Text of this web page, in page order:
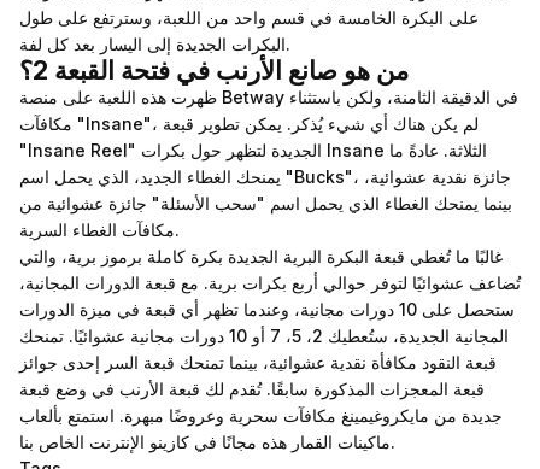
على البكرة الخامسة في قسم واحد من اللعبة، وسترتفع على طول
البكرات الجديدة إلى اليسار بعد كل لفة.
من هو صانع الأرنب في فتحة القبعة 2؟
ظهرت هذه اللعبة على منصة Betway في الدقيقة الثامنة، ولكن باستثناء
مكافآت "Insane"، لم يكن هناك أي شيء يُذكر. يمكن تطوير قبعة
"Insane Reel" الجديدة لتظهر حول بكرات Insane الثلاثة. عادةً ما
يمنحك الغطاء الجديد، الذي يحمل اسم "Bucks"، جائزة نقدية عشوائية،
بينما يمنحك الغطاء الذي يحمل اسم "سحب الأسئلة" جائزة عشوائية من
مكافآت الغطاء السرية.
غالبًا ما تُغطي قبعة البكرة البرية الجديدة بكرة كاملة برموز برية، والتي
تُضاعف عشوائيًا لتوفر حوالي أربع بكرات برية. مع قبعة الدورات المجانية،
ستحصل على 10 دورات مجانية، وعندما تظهر أي قبعة في ميزة الدورات
المجانية الجديدة، ستُعطيك 2، 5، 7 أو 10 دورات مجانية عشوائيًا. تمنحك
قبعة النقود مكافأة نقدية عشوائية، بينما تمنحك قبعة السر إحدى جوائز
قبعة المعجزات المذكورة سابقًا. تُقدم لك قبعة الأرنب في وضع قبعة
جديدة من مايكروغيمينغ مكافآت سحرية وعروضًا مبهرة. استمتع بألعاب
ماكينات القمار هذه مجانًا في كازينو الإنترنت الخاص بنا.